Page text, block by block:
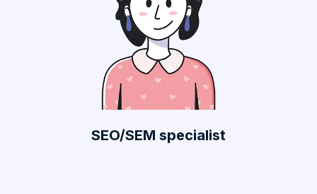
SEO/SEM specialist